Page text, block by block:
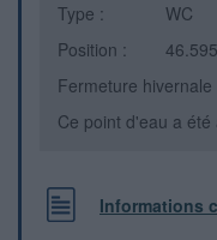
Type :
WC
Position :
Fermeture
Ce point d'eau a été
Informations